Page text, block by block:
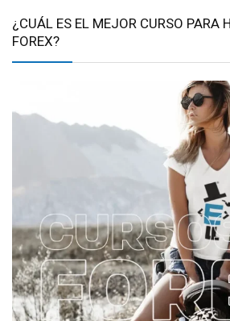
¿CUÁL ES EL MEJOR CURSO PARA
FOREX?